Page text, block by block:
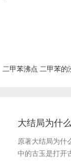
二甲苯沸点 二甲苯的
大结局为什
原著大结局为什
中的古玉是打开